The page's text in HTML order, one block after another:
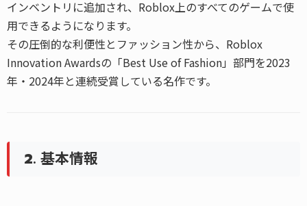
インベントリに追加され、Roblox上のすべてのゲームで使
用できるようになります。
その圧倒的な利便性とファッション性から、Roblox
Innovation Awardsの「Best Use of Fashion」部門を2023
年・2024年と連続受賞している名作です。
2. 基本情報